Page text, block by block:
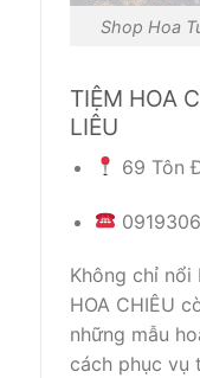
Shop Hoa
TIỆM HOA
LIÊU
69 Tôn
Không chỉ
HOA CHIÊU
những mẫu
cách phục vụ